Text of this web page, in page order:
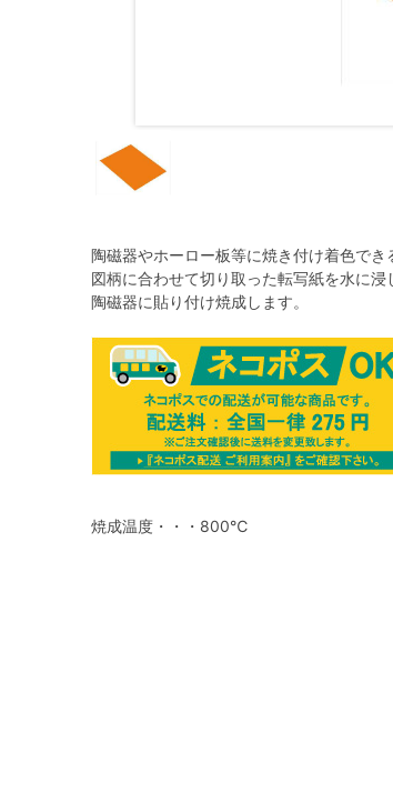
陶磁器やホーロー板等に焼き付け着色でき
図柄に合わせて切り取った転写紙を水に
陶磁器に貼り付け焼成します。
焼成温度・・・800℃